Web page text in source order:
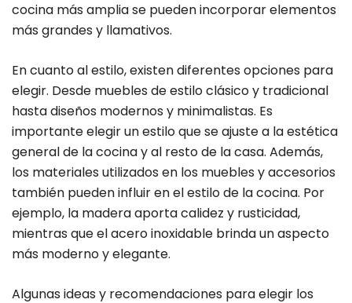
cocina más amplia se pueden incorporar elementos
más grandes y llamativos.
En cuanto al estilo, existen diferentes opciones para
elegir. Desde muebles de estilo clásico y tradicional
hasta diseños modernos y minimalistas. Es
importante elegir un estilo que se ajuste a la estética
general de la cocina y al resto de la casa. Además,
los materiales utilizados en los muebles y accesorios
también pueden influir en el estilo de la cocina. Por
ejemplo, la madera aporta calidez y rusticidad,
mientras que el acero inoxidable brinda un aspecto
más moderno y elegante.
Algunas ideas y recomendaciones para elegir los